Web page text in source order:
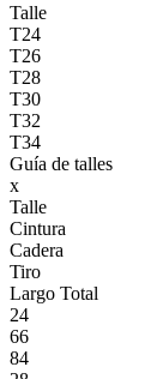
Talle
T24
T26
T28
T30
T32
T34
Guía de talles
x
Talle
Cintura
Cadera
Tiro
Largo Total
24
66
84